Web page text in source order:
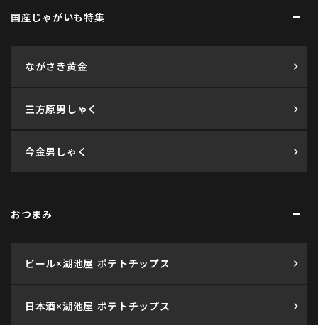
国産じゃがいも特集
ながさき黄金
三方原男しゃく
今金男しゃく
おつまみ
ビール×湖池屋 ポテトチップス
日本酒×湖池屋 ポテトチップス